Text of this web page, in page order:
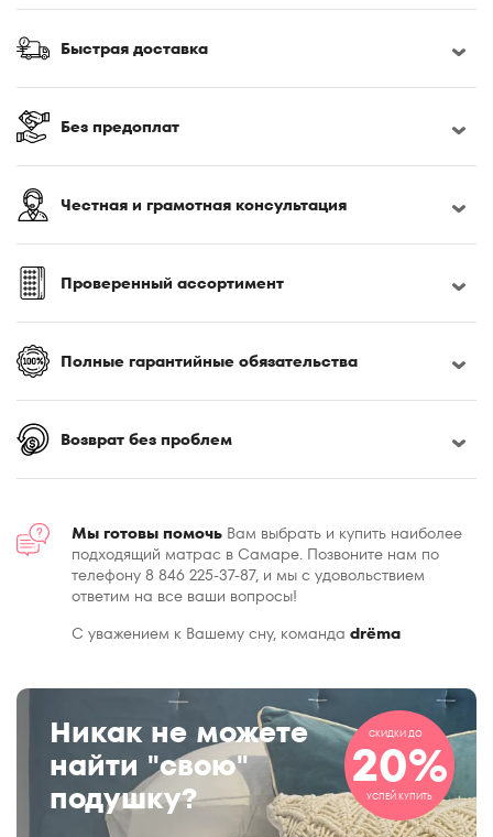
Быстрая доставка
Без предоплат
Честная и грамотная консультация
Проверенный ассортимент
Полные гарантийные обязательства
Возврат без проблем
Мы готовы помочь Вам выбрать и купить наиболее
подходящий матрас в Самаре. Позвоните нам по
телефону 8 846 225-37-87, и мы с удовольствием
ответим на все ваши вопросы!
С уважением к Вашему сну, команда drёma
Никак не можете
найти "свою"
подушку?
СКИДКИ ДО
20%
УСПЕЙ КУПИТЬ